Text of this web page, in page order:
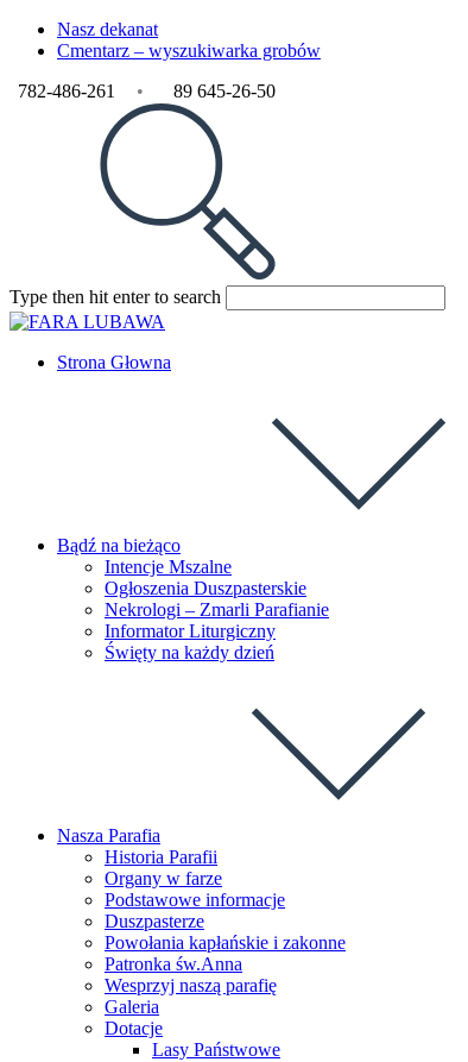
Skip
Nasz dekanat
Cmentarz – wyszukiwarka grobów
782-486-261
• 89 645-26-50
Search
this
website
Type then hit enter to search
Strona Głowna
Bądź na bieżąco
Intencje Mszalne
Ogłoszenia Duszpasterskie
Nekrologi – Zmarli Parafianie
Informator Liturgiczny
Święty na każdy dzień
Nasza Parafia
Historia Parafii
Organy w farze
Podstawowe informacje
Duszpasterze
Powołania kapłańskie i zakonne
Patronka św.Anna
Wesprzyj naszą parafię
Galeria
Dotacje
Lasy Państwowe